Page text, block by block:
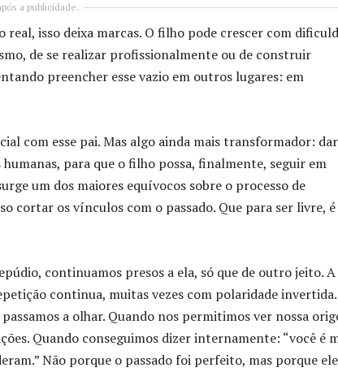
a publicidade..
isso deixa marcas. O filho pode crescer com
de se realizar profissionalmente ou de construir
preencher esse vazio em outros lugares: em
com esse pai. Mas algo ainda mais transformador:
para que o filho possa, finalmente, seguir em
um dos maiores equívocos sobre o processo de
cortar os vínculos com o passado. Que para ser livre, é
continuamos presos a ela, só que de outro jeito. A
continua, muitas vezes com polaridade
a olhar. Quando nos permitimos ver nossa
Quando conseguimos dizer internamente: “você é
Não porque o passado foi perfeito, mas porque